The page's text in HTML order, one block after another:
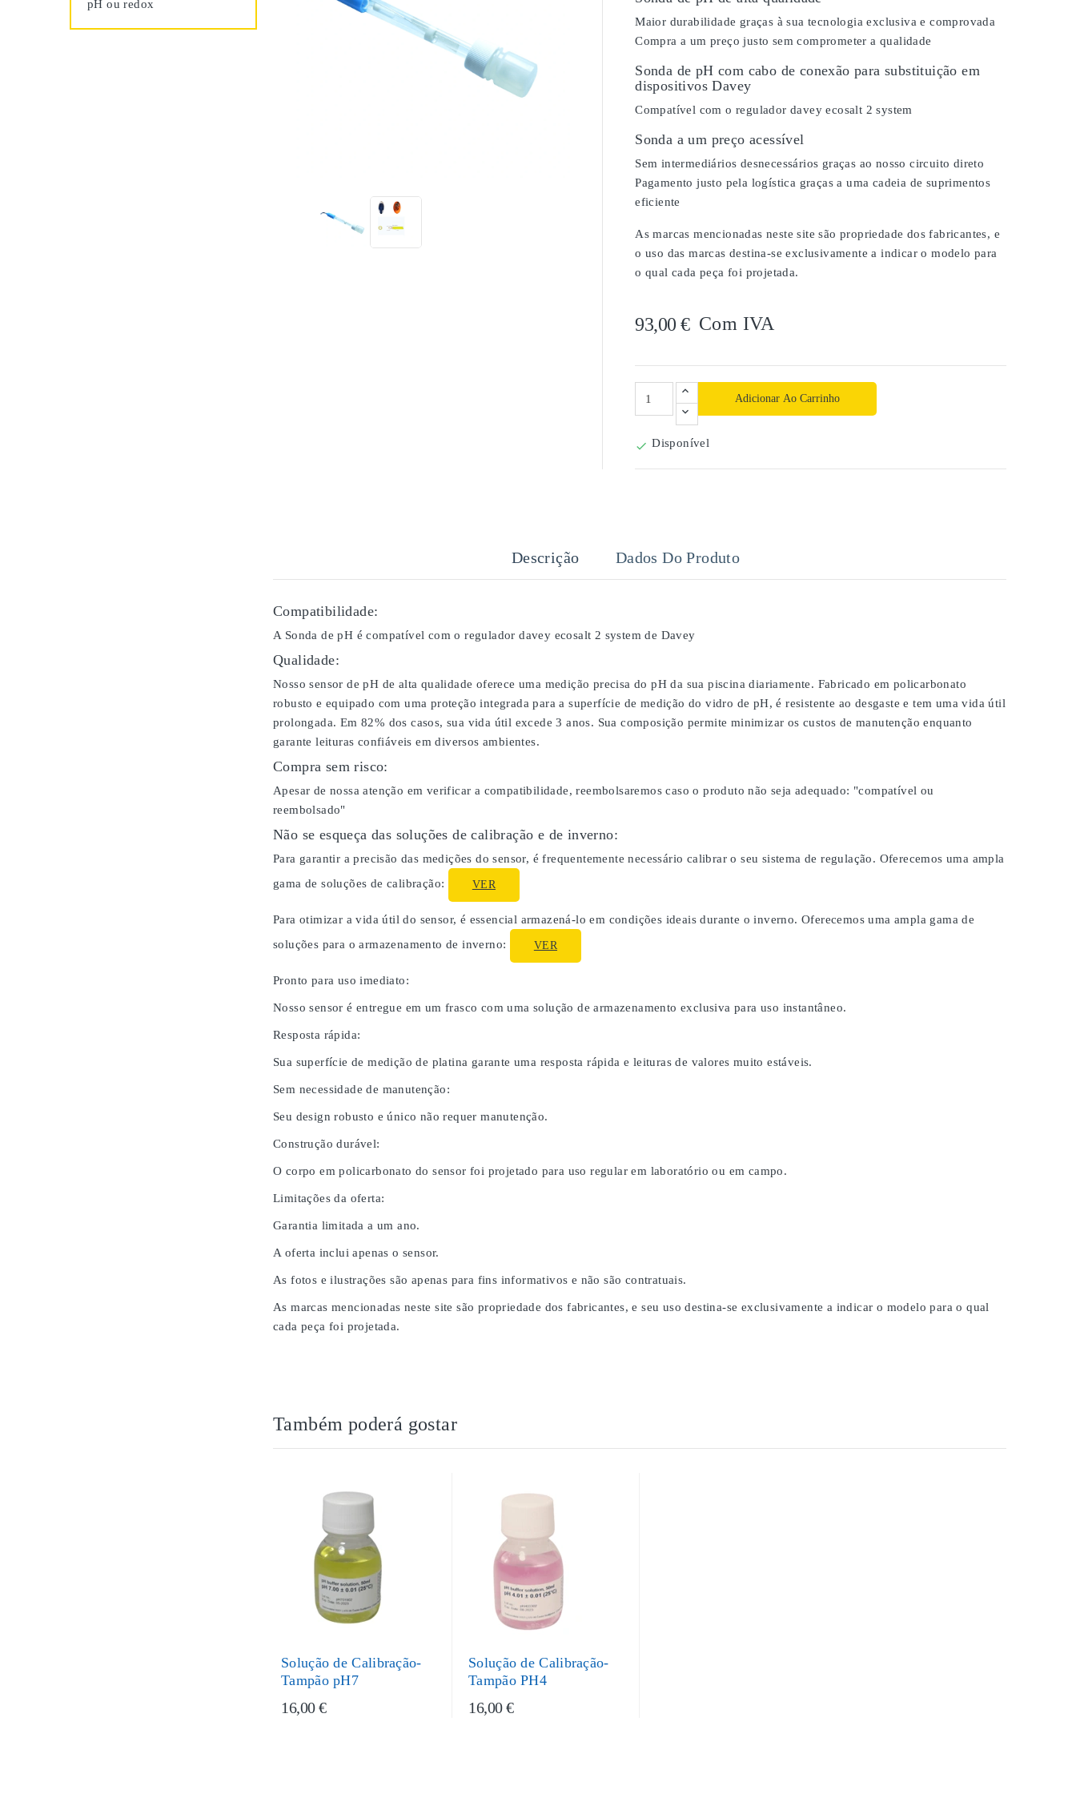
pH ou redox
Maior durabilidade graças à sua tecnologia exclusiva e comprovada
Compra a um preço justo sem comprometer a qualidade
Sonda de pH com cabo de conexão para substituição em
dispositivos Davey
Compatível com o regulador davey ecosalt 2 system
Sonda a um preço acessível
Sem intermediários desnecessários graças ao nosso circuito direto
Pagamento justo pela logística graças a uma cadeia de suprimentos
eficiente
As marcas mencionadas neste site são propriedade dos fabricantes, e
o uso das marcas destina-se exclusivamente a indicar o modelo para
o qual cada peça foi projetada.
93,00 € Com IVA
Adicionar Ao Carrinho
 Disponível
Descrição Dados Do Produto
Compatibilidade:
A Sonda de pH é compatível com o regulador davey ecosalt 2 system de Davey
Qualidade:
Nosso sensor de pH de alta qualidade oferece uma medição precisa do pH da sua piscina diariamente. Fabricado em policarbonato
robusto e equipado com uma proteção integrada para a superfície de medição do vidro de pH, é resistente ao desgaste e tem uma vida útil
prolongada. Em 82% dos casos, sua vida útil excede 3 anos. Sua composição permite minimizar os custos de manutenção enquanto
garante leituras confiáveis em diversos ambientes.
Compra sem risco:
Apesar de nossa atenção em verificar a compatibilidade, reembolsaremos caso o produto não seja adequado: "compatível ou
reembolsado"
Não se esqueça das soluções de calibração e de inverno:
Para garantir a precisão das medições do sensor, é frequentemente necessário calibrar o seu sistema de regulação. Oferecemos uma ampla
gama de soluções de calibração:
VER
Para otimizar a vida útil do sensor, é essencial armazená-lo em condições ideais durante o inverno. Oferecemos uma ampla gama de
soluções para o armazenamento de inverno:
VER
Pronto para uso imediato:
Nosso sensor é entregue em um frasco com uma solução de armazenamento exclusiva para uso instantâneo.
Resposta rápida:
Sua superfície de medição de platina garante uma resposta rápida e leituras de valores muito estáveis.
Sem necessidade de manutenção:
Seu design robusto e único não requer manutenção.
Construção durável:
O corpo em policarbonato do sensor foi projetado para uso regular em laboratório ou em campo.
Limitações da oferta:
Garantia limitada a um ano.
A oferta inclui apenas o sensor.
As fotos e ilustrações são apenas para fins informativos e não são contratuais.
As marcas mencionadas neste site são propriedade dos fabricantes, e seu uso destina-se exclusivamente a indicar o modelo para o qual
cada peça foi projetada.
Também poderá gostar
Solução de Calibração-
Tampão pH7
16,00 €
Solução de Calibração-
Tampão PH4
16,00 €